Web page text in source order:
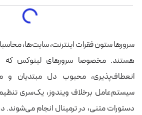
سرورها ستون فقرات اینترنت، سایت‌ها،
هستند. مخصوصا سرورهای لینوکس که
انعطاف‌پذیری، محبوب دل مبتدیان
سیستم‌عامل برخلاف ویندوز، یک‌سری
دستورات متنی، در ترمینال انجام می‌شوند.